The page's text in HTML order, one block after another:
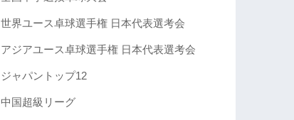
世界ユース卓球選手権 日本代表選考会
アジアユース卓球選手権 日本代表選考会
ジャパントップ12
中国超級リーグ